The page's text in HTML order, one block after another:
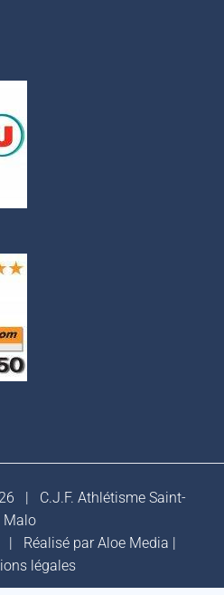
| C.J.F. Athlétisme Saint-
Malo
| Réalisé parAloe Media |
légales